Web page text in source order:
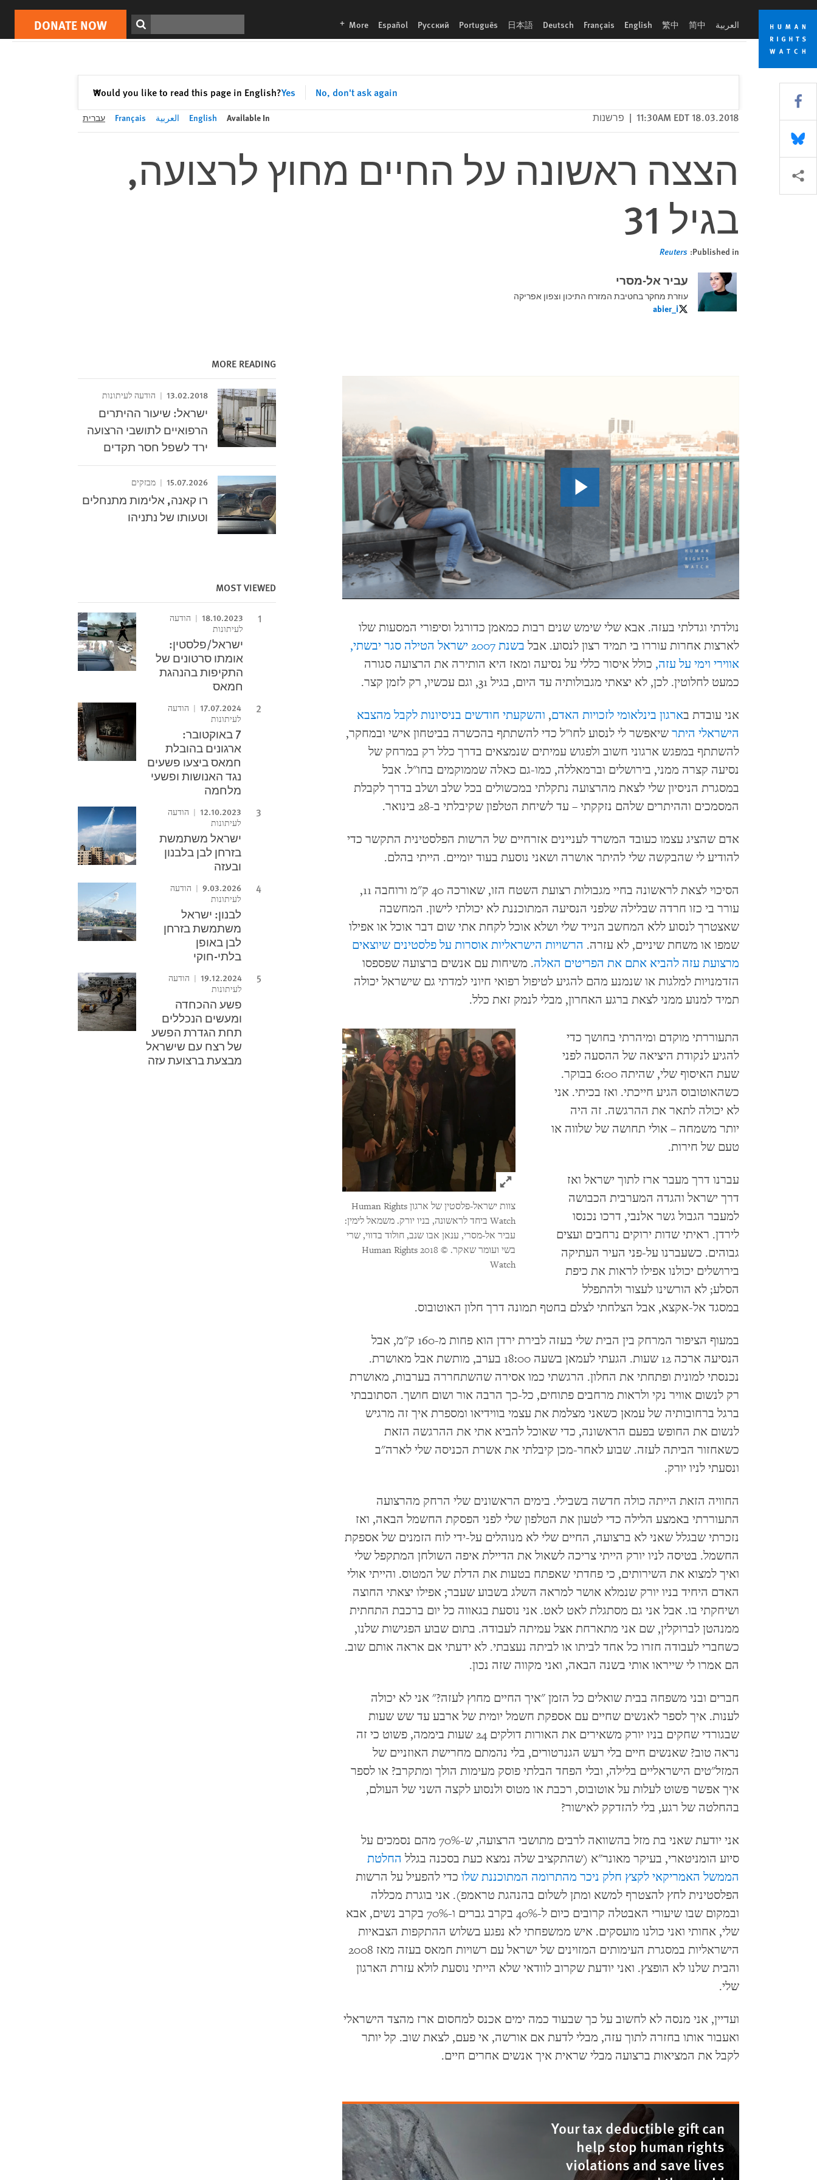
Skip
cookie
privacy
notice
Skip
main
content
العربية 简中
繁中
English
Français
Deutsch
日本語
Português
Русский
Español
More
languages
DONATE NOW
Would you like to read this page in English?Yes No, don't ask again
✕Close
Print
DONATE NOW
18.03.2018 11:30AM EDT
| פרשנות Available In
English العربية Français עברית
הצצה ראשונה על החיים מחוץ לרצועה,
בגיל 31
Published in:
Reuters
עביר אל-מסרי
עוזרת מחקר בחטיבת המזרח התיכון וצפון אפריקה
abier_i
abier_i
נולדתי וגדלתי בעזה. אבא שלי שימש שנים רבות כמאמן כדורגל וסיפורי המסעות שלו
לארצות אחרות עוררו בי תמיד רצון לנסוע. אבל
בשנת 2007 ישראל הטילה סגר יבשתי,
אווירי וימי על עזה, כולל איסור כללי על נסיעה ומאז היא הותירה את הרצועה סגורה
כמעט לחלוטין. לכן, לא יצאתי מגבולותיה עד היום, בגיל 31, וגם עכשיו, רק לזמן קצר.
אני עובדת בארגון בינלאומי לזכויות האדם, והשקעתי חודשים בניסיונות לקבל מהצבא
הישראלי היתר שיאפשר לי לנסוע לחו"ל כדי להשתתף בהכשרה בביטחון אישי ובמחקר,
להשתתף במפגש ארגוני חשוב ולפגוש עמיתים שנמצאים בדרך כלל רק במרחק של
נסיעה קצרה ממני, בירושלים וברמאללה, כמו-גם כאלה שממוקמים בחו"ל. אבל
במסגרת הניסיון שלי לצאת מהרצועה נתקלתי במכשולים בכל שלב ושלב בדרך לקבלת
המסמכים וההיתרים שלהם נזקקתי – עד לשיחת הטלפון שקיבלתי ב-28 בינואר.
אדם שהציג עצמו כעובד המשרד לעניינים אזרחיים של הרשות הפלסטינית התקשר כדי
להודיע לי שהבקשה שלי להיתר אושרה ושאני נוסעת בעוד יומיים. הייתי בהלם.
הסיכוי לצאת לראשונה בחיי מגבולות רצועת השטח הזו, שאורכה 40 ק"מ ורוחבה 11,
עורר בי כזו חרדה שבלילה שלפני הנסיעה המתוכננת לא יכולתי לישון. המחשבה
שאצטרך לנסוע ללא המחשב הנייד שלי ושלא אוכל לקחת אתי שום דבר אוכל או אפילו
שמפו או משחת שיניים, לא עזרה. הרשויות הישראליות אוסרות על פלסטינים שיוצאים
מרצועת עזה להביא אתם את הפריטים האלה. משיחות עם אנשים ברצועה שפספסו
הזדמנויות למלגות או שנמנע מהם להגיע לטיפול רפואי חיוני למדתי גם שישראל יכולה
תמיד למנוע ממני לצאת ברגע האחרון, מבלי לנמק זאת כלל.
Click to expand Image
צוות ישראל-פלסטין של ארגון Human Rights
Watch ביחד לראשונה, בניו יורק. משמאל לימין:
עביר אל-מסרי, ענאן אבו שנב, חולוד בדווי, שרי
בשי ועומר שאקר.
© 2018 Human Rights
Watch
התעוררתי מוקדם ומיהרתי בחושך כדי
להגיע לנקודת היציאה של ההסעה לפני
שעת האיסוף שלי, שהיתה 6:00 בבוקר.
כשהאוטובוס הגיע חייכתי. ואז בכיתי. אני
לא יכולה לתאר את ההרגשה. זה היה
יותר משמחה – אולי תחושה של שלווה או
טעם של חירות.
עברנו דרך מעבר ארז לתוך ישראל ואז
דרך ישראל והגדה המערבית הכבושה
למעבר הגבול גשר אלנבי, דרכו נכנסו
לירדן. ראיתי שדות ירוקים נרחבים ועצים
גבוהים. כשעברנו על-פני העיר העתיקה
בירושלים יכולנו אפילו לראות את כיפת
הסלע; לא הורשינו לעצור ולהתפלל
במסגד אל-אקצא, אבל הצלחתי לצלם בחטף תמונה דרך חלון האוטובוס.
במעוף הציפור המרחק בין הבית שלי בעזה לבירת ירדן הוא פחות מ-160 ק"מ, אבל
הנסיעה ארכה 12 שעות. הגעתי לעמאן בשעה 18:00 בערב, מותשת אבל מאושרת.
נכנסתי למונית ופתחתי את החלון. הרגשתי כמו אסירה שהשתחררה בערבות, מאושרת
רק לנשום אוויר נקי ולראות מרחבים פתוחים, כל-כך הרבה אור ושום חושך. הסתובבתי
ברגל ברחובותיה של עמאן כשאני מצלמת את עצמי בווידיאו ומספרת איך זה מרגיש
לנשום את החופש בפעם הראשונה, כדי שאוכל להביא אתי את ההרגשה הזאת
כשאחזור הביתה לעזה. שבוע לאחר-מכן קיבלתי את אשרת הכניסה שלי לארה"ב
ונסעתי לניו יורק.
החוויה הזאת הייתה כולה חדשה בשבילי. בימים הראשונים שלי הרחק מהרצועה
התעוררתי באמצע הלילה כדי לטעון את הטלפון שלי לפני הפסקת החשמל הבאה, ואז
נזכרתי שבגלל שאני לא ברצועה, החיים שלי לא מנוהלים על-ידי לוח הזמנים של אספקת
החשמל. בטיסה לניו יורק הייתי צריכה לשאול את הדיילת איפה השולחן המתקפל שלי
ואיך למצוא את השירותים, כי פחדתי שאפתח בטעות את הדלת של המטוס. והייתי אולי
האדם היחיד בניו יורק שנמלא אושר למראה השלג בשבוע שעבר; אפילו יצאתי החוצה
ושיחקתי בו. אבל אני גם מסתגלת לאט לאט. אני נוסעת בגאווה כל יום ברכבת התחתית
ממנהטן לברוקלין, שם אני מתארחת אצל עמיתה לעבודה. בתום שבוע הפגישות שלנו,
כשחברי לעבודה חזרו כל אחד לביתו או לביתה נעצבתי. לא ידעתי אם אראה אותם שוב.
הם אמרו לי שייראו אותי בשנה הבאה, ואני מקווה שזה נכון.
חברים ובני משפחה בבית שואלים כל הזמן "איך החיים מחוץ לעזה?" אני לא יכולה
לענות. איך לספר לאנשים שחיים עם אספקת חשמל יומית של ארבע עד שש שעות
שבגורדי שחקים בניו יורק משאירים את האורות דולקים 24 שעות ביממה, פשוט כי זה
נראה טוב? שאנשים חיים בלי רעש הגנרטורים, בלי נהמתם מחרישת האוזניים של
המזל"טים הישראליים בלילה, ובלי הפחד הבלתי פוסק מעימות הולך ומתקרב? או לספר
איך אפשר פשוט לעלות על אוטובוס, רכבת או מטוס ולנסוע לקצה השני של העולם,
בהחלטה של רגע, בלי להזדקק לאישור?
אני יודעת שאני בת מזל בהשוואה לרבים מתושבי הרצועה, ש-70% מהם נסמכים על
סיוע הומניטארי, בעיקר מאונר"א (שהתקציב שלה נמצא כעת בסכנה בגלל החלטת
הממשל האמריקאי לקצץ חלק ניכר מהתרומה המתוכננת שלו כדי להפעיל על הרשות
הפלסטינית לחץ להצטרף למשא ומתן לשלום בהנהגת טראמפ). אני בוגרת מכללה
ובמקום שבו שיעורי האבטלה קרובים כיום ל-40% בקרב גברים ו-70% בקרב נשים, אבא
שלי, אחותי ואני כולנו מועסקים. איש ממשפחתי לא נפגע בשלוש ההתקפות הצבאיות
הישראליות במסגרת העימותים המזוינים של ישראל עם רשויות חמאס בעזה מאז 2008
והבית שלנו לא הופצץ. ואני יודעת שקרוב לוודאי שלא הייתי נוסעת לולא עזרת הארגון
שלי.
ועדיין, אני מנסה לא לחשוב על כך שבעוד כמה ימים אכנס למחסום ארז מהצד הישראלי
ואעבור אותו בחזרה לתוך עזה, מבלי לדעת אם אורשה, אי פעם, לצאת שוב. קל יותר
לקבל את המציאות ברצועה מבלי שראית איך אנשים אחרים חיים.
Your tax deductible gift can
help stop human rights
violations and save lives
MORE READING
13.02.2018 הודעה לעיתונות
ישראל: שיעור ההיתרים
הרפואיים לתושבי הרצועה
ירד לשפל חסר תקדים
15.07.2026 מבזקים
רו קאנה, אלימות מתנחלים
וטעותו של נתניהו
MOST VIEWED
18.10.2023
הודעה
לעיתונות
ישראל/פלסטין:
אומתו סרטונים של
התקיפות בהנהגת
חמאס
17.07.2024
הודעה
לעיתונות
7 באוקטובר:
ארגונים בהובלת
חמאס ביצעו פשעים
נגד האנושות ופשעי
מלחמה
12.10.2023
הודעה
לעיתונות
ישראל משתמשת
בזרחן לבן בלבנון
ובעזה
9.03.2026
הודעה
לעיתונות
לבנון: ישראל
משתמשת בזרחן
לבן באופן
בלתי-חוקי
19.12.2024
הודעה
לעיתונות
פשע ההכחדה
ומעשים הנכללים
תחת הגדרת הפשע
של רצח עם שישראל
מבצעת ברצועת עזה
Share this via Facebook
Share this via Bluesky
More sharing options